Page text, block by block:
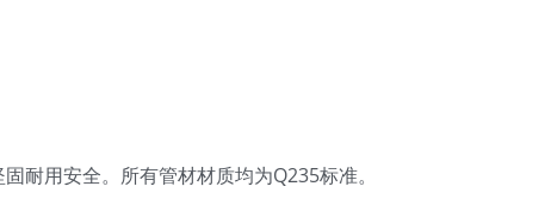
耐用安全。所有管材材质均为Q235标准。